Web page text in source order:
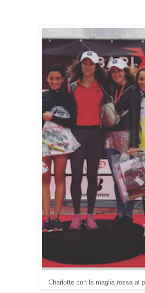
Charlotte con la maglia rossa al